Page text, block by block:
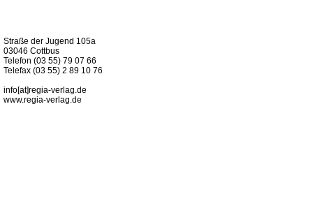
Straße der Jugend 105a
03046 Cottbus
Telefon (03 55) 79 07 66
Telefax (03 55) 2 89 10 76
info[at]regia-verlag.de
www.regia-verlag.de